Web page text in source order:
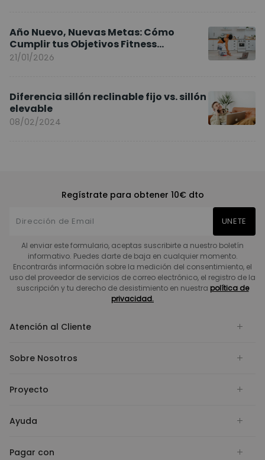
Año Nuevo, Nuevas Metas: Cómo
Cumplir tus Objetivos Fitness
Entrenando en Casa
21/01/2026
Diferencia sillón reclinable fijo vs. sillón
elevable
08/02/2024
Regístrate para obtener 10€ dto
UNETE
Al enviar este formulario, aceptas suscribirte a nuestro boletín
informativo. Puedes darte de baja en cualquier momento.
Encontrarás información sobre la medición del consentimiento, el
uso del proveedor de servicios de correo electrónico, el registro de la
suscripción y tu derecho de desistimiento en nuestra política de
privacidad.
Atención al Cliente
Sobre Nosotros
Proyecto
Ayuda
Pagar con